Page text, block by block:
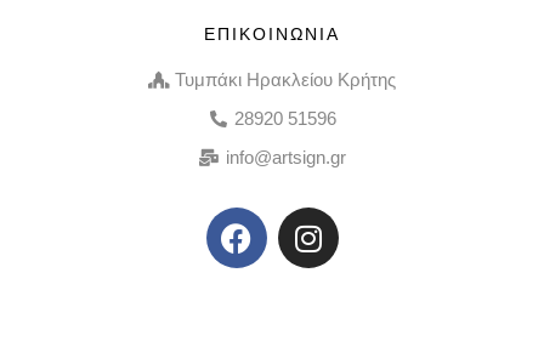
ΕΠΙΚΟΙΝΩΝΙΑ
Τυμπάκι Ηρακλείου Κρήτης
28920 51596
info@artsign.gr